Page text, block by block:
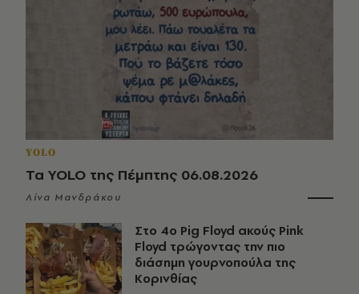
YOLO
Τα YOLO της Πέμπτης 06.08.2026
Λίνα Μανδράκου
Στο 4ο Pig Floyd ακούς Pink
Floyd τρώγοντας την πιο
διάσημη γουρνοπούλα της
Κορινθίας